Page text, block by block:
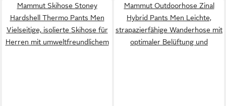
Mammut Skihose Stoney
Hardshell Thermo Pants Men
Vielseitige, isolierte Skihose für
Herren mit umweltfreundlichem
Mammut Outdoorhose Zinal
Hybrid Pants Men Leichte,
strapazierfähige Wanderhose mit
optimaler Belüftung und